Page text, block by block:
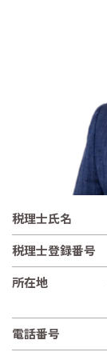
税理士氏名
税理士登録番号
所在地
電話番号